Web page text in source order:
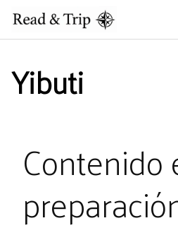
contenido
Yibuti
Contenido